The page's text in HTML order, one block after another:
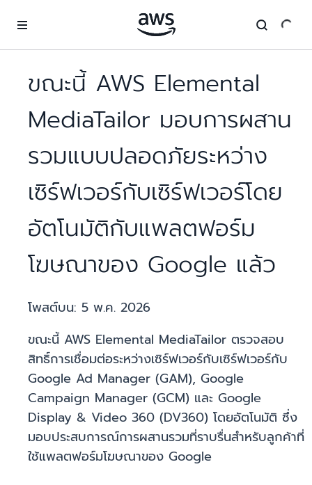
ขณะนี้ AWS Elemental
MediaTailor มอบการผสาน
รวมแบบปลอดภัยระหว่าง
เซิร์ฟเวอร์กับเซิร์ฟเวอร์โดย
อัตโนมัติกับแพลตฟอร์ม
โฆษณาของ Google แล้ว
โพสต์บน: 5 พ.ค. 2026
ขณะนี้ AWS Elemental MediaTailor ตรวจสอบ
สิทธิ์การเชื่อมต่อระหว่างเซิร์ฟเวอร์กับเซิร์ฟเวอร์กับ
Google Ad Manager (GAM), Google
Campaign Manager (GCM) และ Google
Display & Video 360 (DV360) โดยอัตโนมัติ ซึ่ง
มอบประสบการณ์การผสานรวมที่ราบรื่นสำหรับลูกค้าที่
ใช้แพลตฟอร์มโฆษณาของ Google